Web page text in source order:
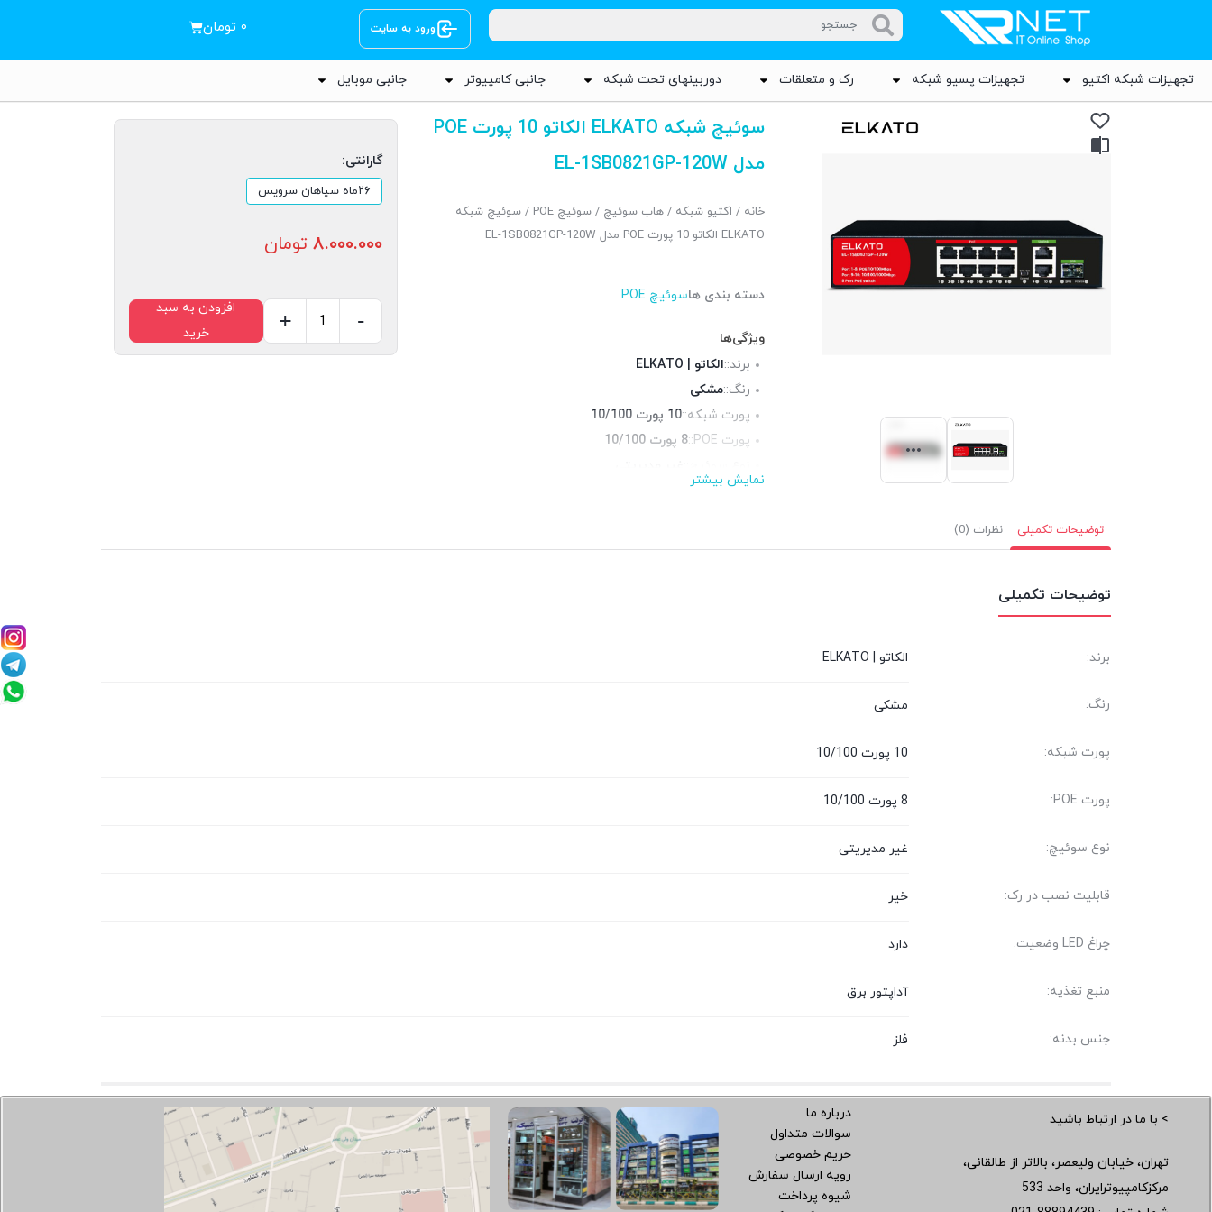
ورود به سایت ۰ تومان
تجهیزات شبکه اکتیو تجهیزات پسیو شبکه رک و متعلقات دوربینهای تحت شبکه جانبی کامپیوتر جانبی موبایل
سوئیچ شبکه ELKATO الکاتو 10 پورت POE
مدل EL-1SB0821GP-120W
خانه / اکتیو شبکه /هاب سوئیچ /سوئیچ POE
/ سوئیچ شبکه
ELKATO الکاتو 10 پورت POE مدل EL-1SB0821GP-120W
دسته بندی هاسوئیچ POE
ویژگی‌ها
برند::الکاتو | ELKATO
رنگ::مشکی
پورت شبکه::10 پورت 10/100
پورت POE::
8 پورت 10/100
قابلیت نصب در رک::
نمایش بیشتر
گارانتی:
۲۶ماه سپاهان سرویس
۸.۰۰۰.۰۰۰ تومان
-
+
افزودن به سبد
خرید
توضیحات تکمیلی نظرات (0)
توضیحات تکمیلی
برند: الکاتو | ELKATO
رنگ: مشکی
پورت شبکه: 10 پورت 10/100
پورت POE: 8 پورت 10/100
نوع سوئیچ: غیر مدیریتی
قابلیت نصب در رک: خیر
چراغ LED وضعیت: دارد
منبع تغذیه: آداپتور برق
جنس بدنه: فلز
> با ما در ارتباط باشید
تهران، خیابان ولیعصر، بالاتر از طالقانی،
مرکزکامپیوترایران، واحد 533
درباره ما
سوالات متداول
حریم خصوصی
رویه ارسال سفارش
شیوه پرداخت